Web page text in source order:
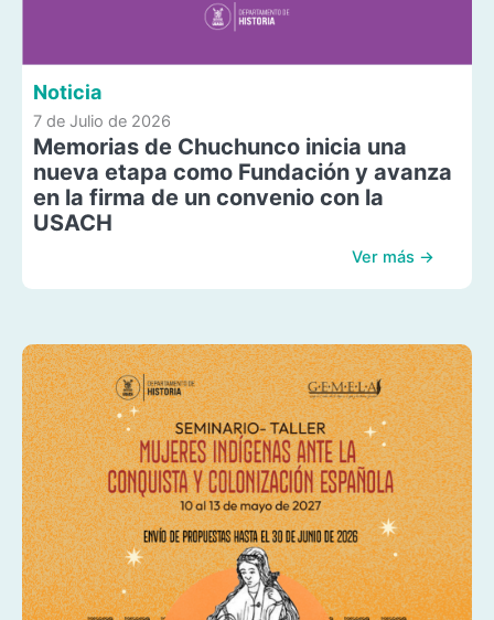
Noticia
7 de Julio de 2026
Memorias de Chuchunco inicia una
nueva etapa como Fundación y avanza
en la firma de un convenio con la
USACH
Ver más →